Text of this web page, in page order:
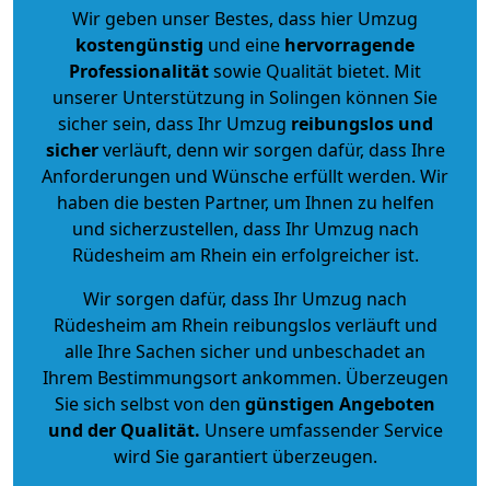
Wir geben unser Bestes, dass hier Umzug
kostengünstig und eine hervorragende
Professionalitätsowie Qualität bietet. Mit
unserer Unterstützung in Solingen können Sie
sicher sein, dass Ihr Umzug reibungslos und
sicherverläuft, denn wir sorgen dafür, dass Ihre
Anforderungen und Wünsche erfüllt werden. Wir
haben die besten Partner, um Ihnen zu helfen
und sicherzustellen, dass Ihr Umzug nach
Rüdesheim am Rhein ein erfolgreicher ist.
Wir sorgen dafür, dass Ihr Umzug nach
Rüdesheim am Rhein reibungslos verläuft und
alle Ihre Sachen sicher und unbeschadet an
Ihrem Bestimmungsort ankommen. Überzeugen
Sie sich selbst von den günstigen Angeboten
und der Qualität. Unsere umfassender Service
wird Sie garantiert überzeugen.